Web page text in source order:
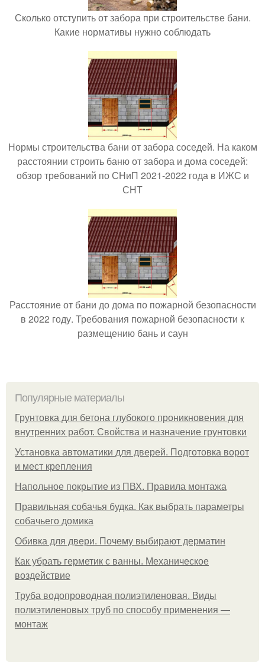
Сколько отступить от забора при строительстве бани.
Какие нормативы нужно соблюдать
Нормы строительства бани от забора соседей. На каком
расстоянии строить баню от забора и дома соседей:
обзор требований по СНиП 2021-2022 года в ИЖС и
СНТ
Расстояние от бани до дома по пожарной безопасности
в 2022 году. Требования пожарной безопасности к
размещению бань и саун
Популярные материалы
Грунтовка для бетона глубокого проникновения для
внутренних работ. Свойства и назначение грунтовки
Установка автоматики для дверей. Подготовка ворот
и мест крепления
Напольное покрытие из ПВХ. Правила монтажа
Правильная собачья будка. Как выбрать параметры
собачьего домика
Обивка для двери. Почему выбирают дерматин
Как убрать герметик с ванны. Механическое
воздействие
Труба водопроводная полиэтиленовая. Виды
полиэтиленовых труб по способу применения —
монтаж